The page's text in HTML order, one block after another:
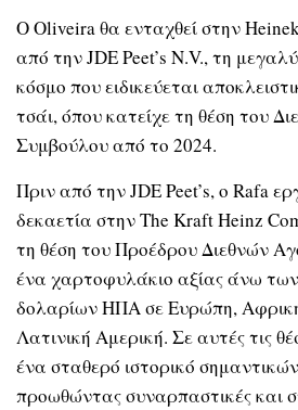
Ο Oliveira θα ενταχθεί στην
από την JDE Peet’s N.V., τη
κόσμο που ειδικεύεται
τσάι, όπου κατείχε τη θέση του
Συμβούλου από το 2024.
Πριν από την JDE Peet’s, ο Rafa
δεκαετία στην The Kraft Heinz
τη θέση του Προέδρου Διεθνών
ένα χαρτοφυλάκιο αξίας άνω
δολαρίων ΗΠΑ σε Ευρώπη,
Λατινική Αμερική. Σε αυτές τις
ένα σταθερό ιστορικό
προωθώντας συναρπαστικές και